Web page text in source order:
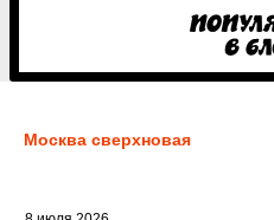
Москва сверхновая